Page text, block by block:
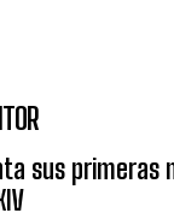
sus primeras